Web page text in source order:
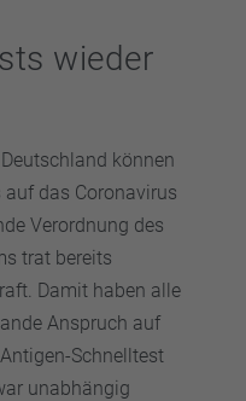
wieder
können
das Coronavirus
Verordnung des
trat bereits
Damit haben alle
Anspruch auf
Schnelltest
unabhängig